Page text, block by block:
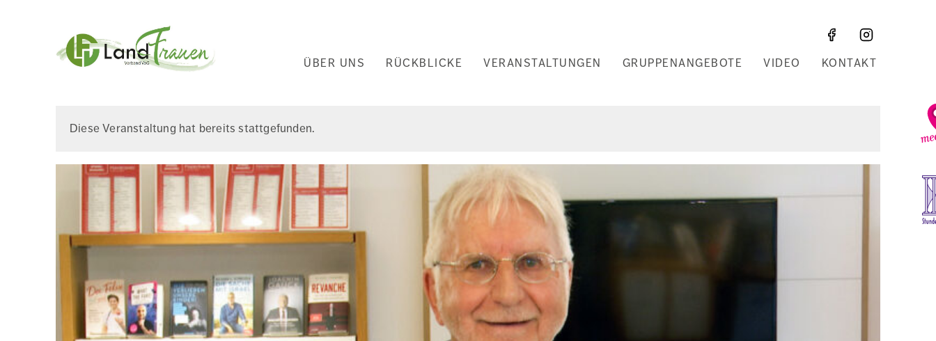
Ostbelgien
Hauptnavigation
ÜBER UNS RÜCKBLICKE VERANSTALTUNGEN GRUPPENANGEBOTE VIDEO KONTAKT
Diese Veranstaltung hat bereits stattgefunden.